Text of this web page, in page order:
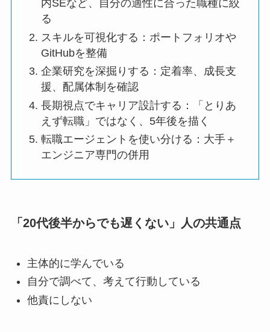
内SEなど、自分の適性に合った職種に絞
る
スキルを可視化する：ポートフォリオや
GitHubを整備
企業研究を深掘りする：定着率、成長支
援、配属体制を確認
長期視点でキャリア設計する：「とりあ
えず転職」ではなく、5年後を描く
転職エージェントを使い分ける：大手＋
エンジニア専門の併用
「20代後半からでも遅くない」人の共通点
主体的に学んでいる
自分で調べて、考えて行動している
他責にしない